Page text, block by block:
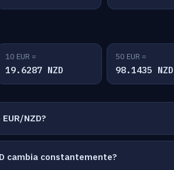
10 EUR =
19.6287 NZD
50 EUR =
98.1435 NZD
NZD?
cambia constantemente?